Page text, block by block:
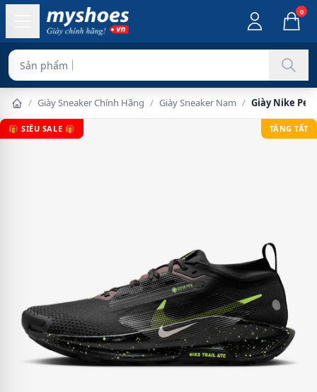
0
Sản phẩm chính hãng
/ Giày Sneaker Chính Hãng / Giày Sneaker Nam / Giày Nike
🎁 SIÊU SALE 🎁 TẶNG TẤT